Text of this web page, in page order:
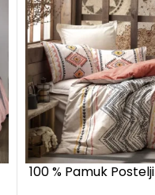
100 % Pamuk